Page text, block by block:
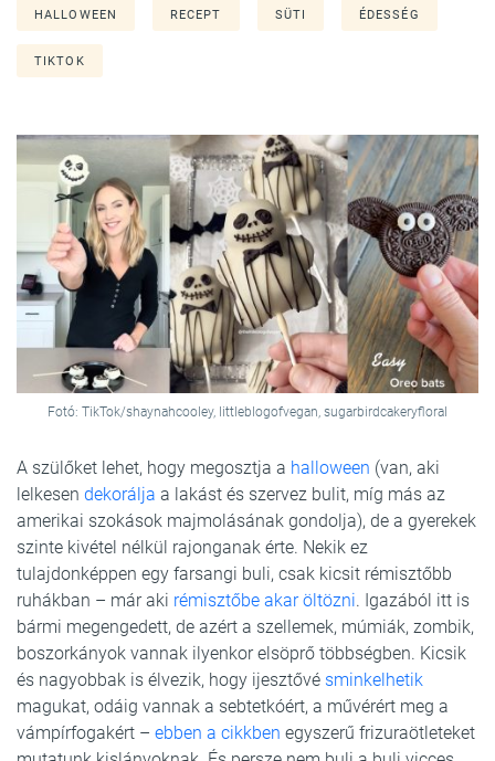
HALLOWEEN RECEPT SÜTI ÉDESSÉG
TIKTOK
Fotó: TikTok/shaynahcooley, littleblogofvegan, sugarbirdcakeryfloral
A szülőket lehet, hogy megosztja a halloween (van, aki
lelkesen dekorálja a lakást és szervez bulit, míg más az
amerikai szokások majmolásának gondolja), de a gyerekek
szinte kivétel nélkül rajonganak érte. Nekik ez
tulajdonképpen egy farsangi buli, csak kicsit rémisztőbb
ruhákban – már aki rémisztőbe akar öltözni. Igazából itt is
bármi megengedett, de azért a szellemek, múmiák, zombik,
boszorkányok vannak ilyenkor elsöprő többségben. Kicsik
és nagyobbak is élvezik, hogy ijesztővé sminkelhetik
magukat, odáig vannak a sebtetkóért, a művérért meg a
vámpírfogakért – ebben a cikkben egyszerű frizuraötleteket